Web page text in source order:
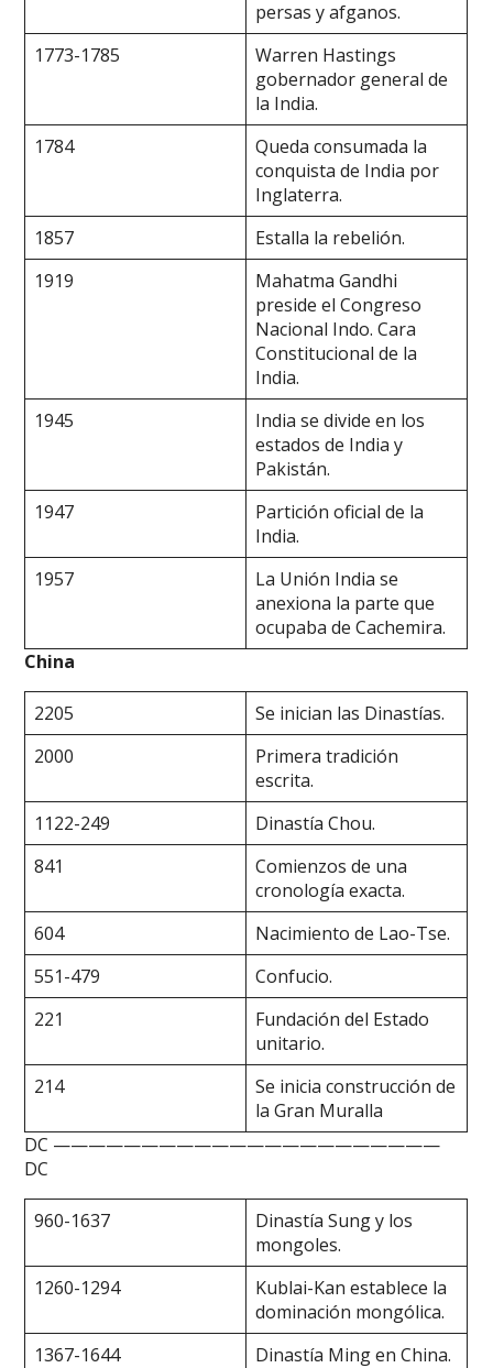
persas y afganos.
1773-1785
Warren Hastings
gobernador general de
la India.
1784
Queda consumada la
conquista de India por
Inglaterra.
1857
Estalla la rebelión.
1919
Mahatma Gandhi
preside el Congreso
Nacional Indo. Cara
Constitucional de la
India.
1945
India se divide en los
estados de India y
Pakistán.
1947
Partición oficial de la
India.
1957
La Unión India se
anexiona la parte que
ocupaba de Cachemira.
China
2205
Se inician las Dinastías.
2000
Primera tradición
escrita.
1122-249
Dinastía Chou.
841
Comienzos de una
cronología exacta.
604
Nacimiento de Lao-Tse.
551-479
Confucio.
221
Fundación del Estado
unitario.
214
Se inicia construcción de
la Gran Muralla
DC ——————————————————————
DC
960-1637
Dinastía Sung y los
mongoles.
1260-1294
Kublai-Kan establece la
dominación mongólica.
1367-1644
Dinastía Ming en China.